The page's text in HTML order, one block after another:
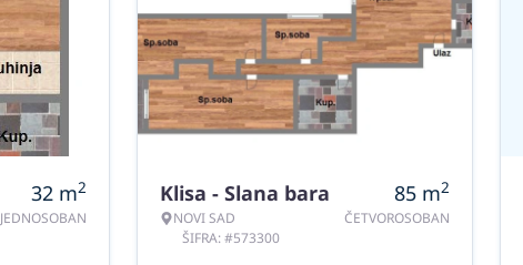
32 m2
JEDNOSOBAN
Klisa - Slana bara
NOVI SAD
ŠIFRA: #573300
85 m2
ČETVOROSOBAN